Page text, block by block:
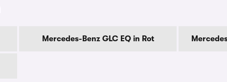
Mercedes-Benz GLC EQ in Rot